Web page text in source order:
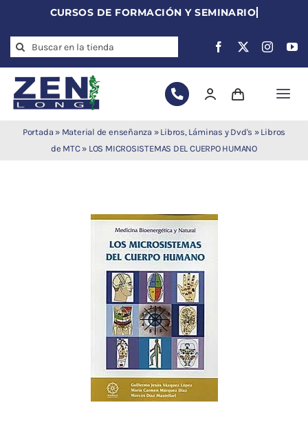
content
Search
for:
Portada » Material de enseñanza » Libros, Láminas y Dvd's » Libros
de MTC» LOS MICROSISTEMAS DEL CUERPO HUMANO